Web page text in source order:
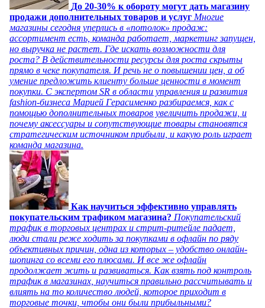
До 20-30% к обороту могут дать магазину
продажи дополнительных товаров и услуг Многие
магазины сегодня уперлись в «потолок» продаж:
ассортимент есть, команда работает, маркетинг запущен,
но выручка не растет. Где искать возможности для
роста? В действительности ресурсы для роста скрыты
прямо в чеке покупателя. И речь не о повышении цен, а об
умение предложить клиенту больше ценности в момент
покупки. С экспертом SR в области управления и развития
fashion-бизнеса Марией Герасименко разбираемся, как с
помощью дополнительных товаров увеличить продажи, и
почему аксессуары и сопутствующие товары становятся
стратегическим источником прибыли, и какую роль играет
команда магазина.
Как научиться эффективно управлять
покупательским трафиком магазина? Покупательский
трафик в торговых центрах и стрит-ритейле падает,
люди стали реже ходить за покупками в офлайн по ряду
объективных причин, одна из которых – удобство онлайн-
шопинга со всеми его плюсами. И все же офлайн
продолжает жить и развиваться. Как взять под контроль
трафик в магазинах, научиться правильно рассчитывать и
влиять на то количество людей, которое приходит в
торговые точки, чтобы они были прибыльными?